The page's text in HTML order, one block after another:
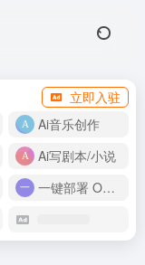
立即入驻
Ai音乐创作
Ai写剧本/小说
一键部署 OpenClaw